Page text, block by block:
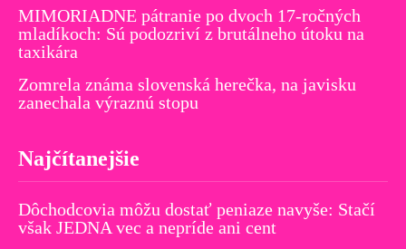
MIMORIADNE pátranie po dvoch 17-ročných
mladíkoch: Sú podozriví z brutálneho útoku na
taxikára
Zomrela známa slovenská herečka, na javisku
zanechala výraznú stopu
Najčítanejšie
Dôchodcovia môžu dostať peniaze navyše: Stačí
však JEDNA vec a nepríde ani cent